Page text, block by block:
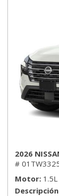
2026
#
Motor 1.5L